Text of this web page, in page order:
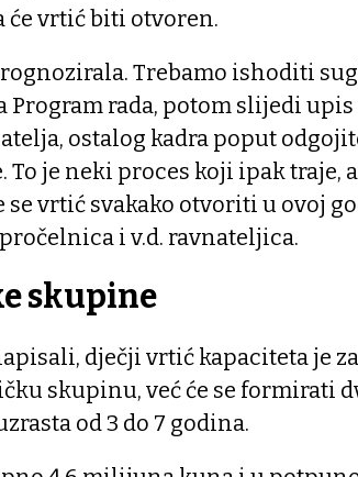
će vrtić biti otvoren.
Trebamo ishoditi
Program rada, potom slijedi
ostalog kadra poput
To je neki proces koji ipak traje,
se vrtić svakako otvoriti u ovoj
i v.d. ravnateljica.
skupine
dječji vrtić kapaciteta je
skupinu, već će se formirati
od 3 do 7 godina.